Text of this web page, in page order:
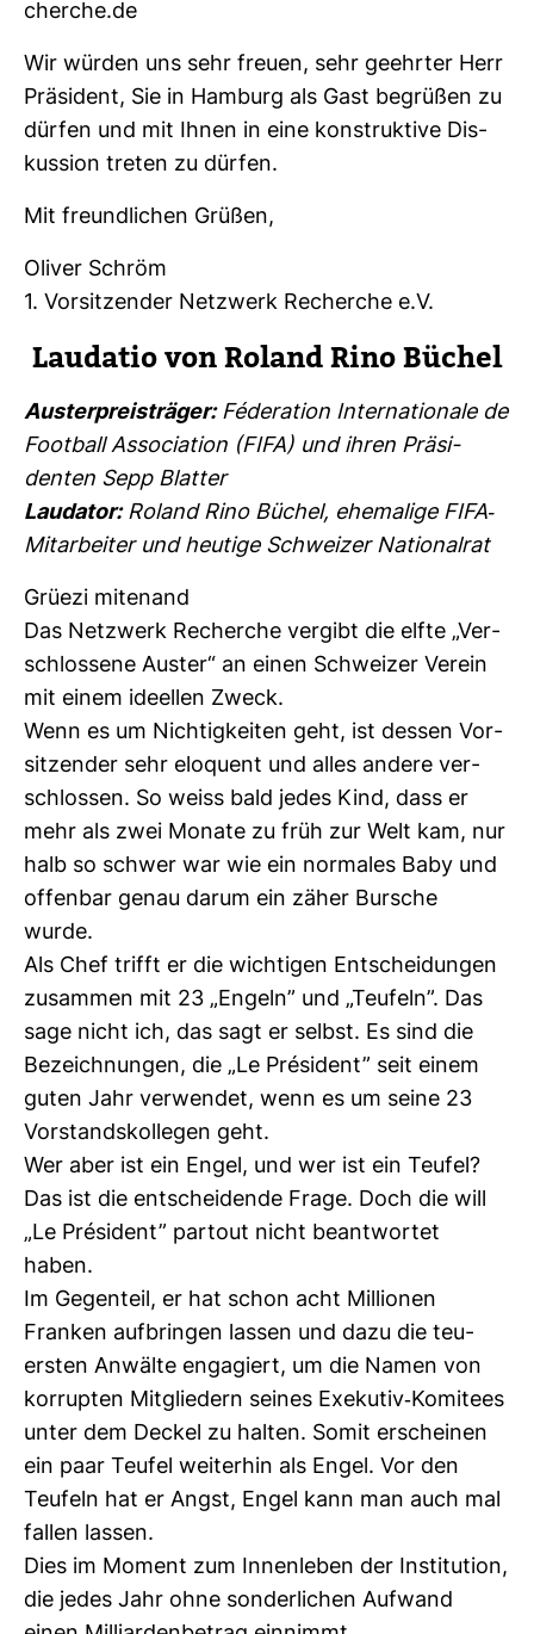
cherche.de
Wir würden uns sehr freuen, sehr geehrter Herr
Prä­si­dent, Sie in Ham­burg als Gast begrüßen zu
dürfen und mit Ihnen in eine kon­struk­tive Dis­
kus­sion treten zu dürfen.
Mit freund­li­chen Grüßen,
Oliver Schröm
1. Vor­sit­zender Netz­werk Recherche e.V.
Lau­datio von Roland Rino Büchel
Aus­ter­preis­träger:Féderation Inter­na­tio­nale de
Foot­ball Asso­cia­tion (FIFA) und ihren Prä­si­
denten Sepp Blatter
Lau­dator:Roland Rino Büchel, ehe­ma­lige FIFA-​
Mit­ar­beiter und heu­tige Schweizer Natio­nalrat
Grüezi mit­enand
Das Netz­werk Recherche ver­gibt die elfte „Ver­
schlos­sene Auster“ an einen Schweizer Verein
mit einem ideellen Zweck.
Wenn es um Nich­tig­keiten geht, ist dessen Vor­
sit­zender sehr elo­quent und alles andere ver­
schlossen. So weiss bald jedes Kind, dass er
mehr als zwei Monate zu früh zur Welt kam, nur
halb so schwer war wie ein nor­males Baby und
offenbar genau darum ein zäher Bur­sche
wurde.
Als Chef trifft er die wich­tigen Ent­schei­dungen
zusammen mit 23 „Engeln” und „Teu­feln”. Das
sage nicht ich, das sagt er selbst. Es sind die
Bezeich­nungen, die „Le Président” seit einem
guten Jahr ver­wendet, wenn es um seine 23
Vor­stands­kol­legen geht.
Wer aber ist ein Engel, und wer ist ein Teufel?
Das ist die ent­schei­dende Frage. Doch die will
„Le Président” par­tout nicht beant­wortet
haben.
Im Gegen­teil, er hat schon acht Mil­lionen
Franken auf­bringen lassen und dazu die teu­
ersten Anwälte enga­giert, um die Namen von
kor­rupten Mit­glie­dern seines Exe­kutiv-​Komi­tees
unter dem Deckel zu halten. Somit erscheinen
ein paar Teufel wei­terhin als Engel. Vor den
Teu­feln hat er Angst, Engel kann man auch mal
fallen lassen.
Dies im Moment zum Innen­leben der Insti­tu­tion,
die jedes Jahr ohne son­der­li­chen Auf­wand